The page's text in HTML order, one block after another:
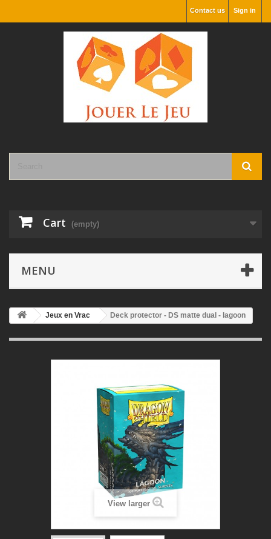
Sign in
Contact us
Cart (empty)
MENU
Jeux en Vrac Deck protector - DS matte dual - lagoon
View larger